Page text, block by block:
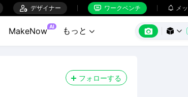
 デザイナー  ワークベンチ  メ
MakeNow AI もっと    
フォローする